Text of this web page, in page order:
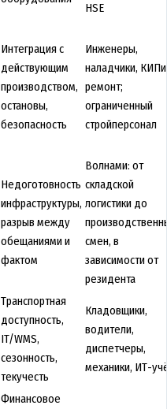
HSE
Интеграция с
действующим
производством,
остановы,
безопасность
Инженеры,
наладчики,
ремонт;
ограниченный
стройперсонал
Недоготовность
инфраструктуры,
разрыв между
обещаниями и
фактом
Волнами: от
складской
логистики до
смен, в
зависимости от
резидента
Транспортная
доступность,
IT/WMS,
сезонность,
текучесть
Кладовщики,
водители,
диспетчеры,
механики, ИТ-
Финансовое